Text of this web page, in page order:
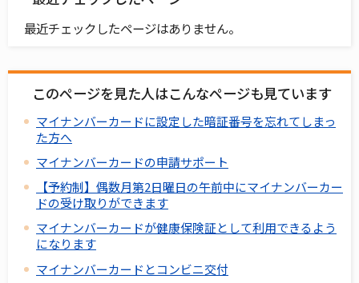
最近チェックしたページはありません。
このページを見た人はこんなページも見ています
マイナンバーカードに設定した暗証番号を忘れてしまっ
た方へ
マイナンバーカードの申請サポート
【予約制】偶数月第2日曜日の午前中にマイナンバーカー
ドの受け取りができます
マイナンバーカードが健康保険証として利用できるよう
になります
マイナンバーカードとコンビニ交付